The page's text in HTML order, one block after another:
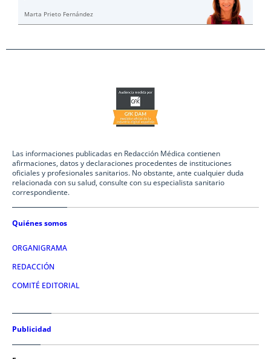
Marta Prieto Fernández
Las informaciones publicadas en Redacción Médica contienen
afirmaciones, datos y declaraciones procedentes de instituciones
oficiales y profesionales sanitarios. No obstante, ante cualquier duda
relacionada con su salud, consulte con su especialista sanitario
correspondiente.
Quiénes somos
ORGANIGRAMA
REDACCIÓN
COMITÉ EDITORIAL
Publicidad